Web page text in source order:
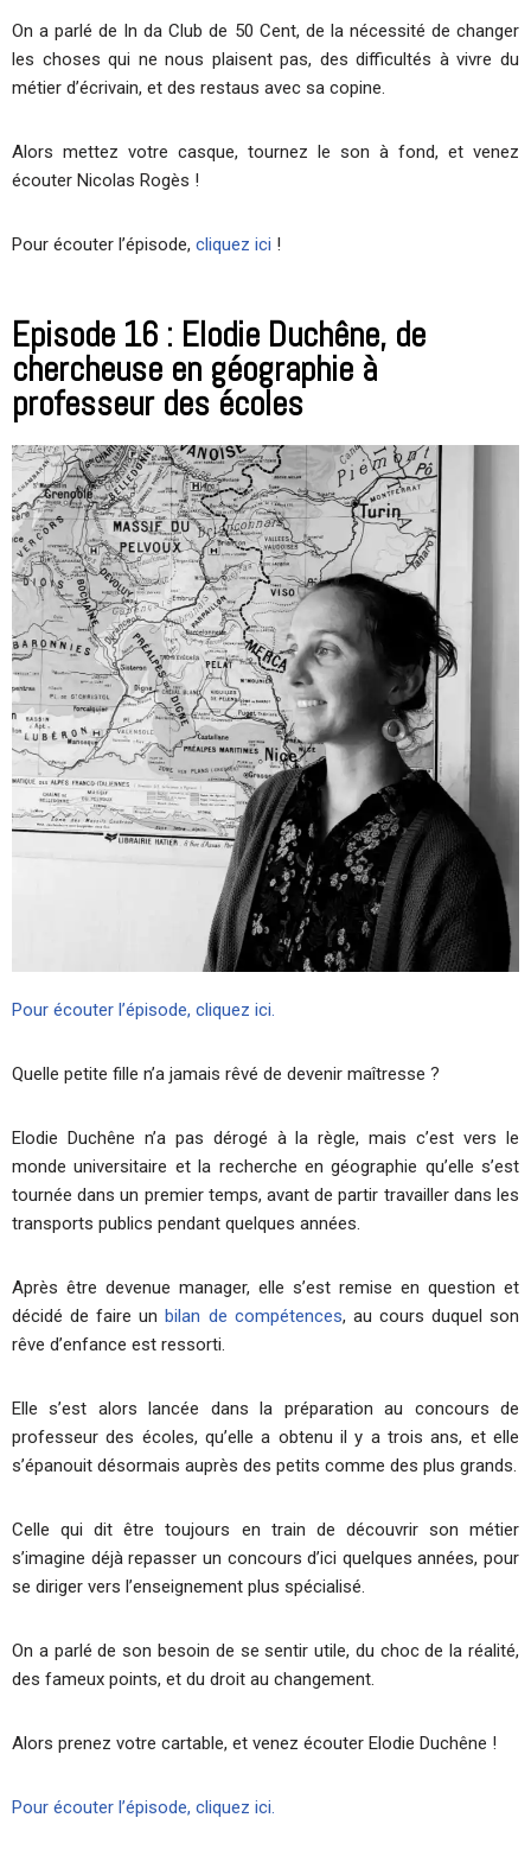
On a parlé de In da Club de 50 Cent, de la nécessité de changer
les choses qui ne nous plaisent pas, des difficultés à vivre du
métier d’écrivain, et des restaus avec sa copine.
Alors mettez votre casque, tournez le son à fond, et venez
écouter Nicolas Rogès !
Pour écouter l’épisode, cliquez ici !
Episode 16 : Elodie Duchêne, de
chercheuse en géographie à
professeur des écoles
Pour écouter l’épisode, cliquez ici.
Quelle petite fille n’a jamais rêvé de devenir maîtresse ?
Elodie Duchêne n’a pas dérogé à la règle, mais c’est vers le
monde universitaire et la recherche en géographie qu’elle s’est
tournée dans un premier temps, avant de partir travailler dans les
transports publics pendant quelques années.
Après être devenue manager, elle s’est remise en question et
décidé de faire unbilan de compétences, au cours duquel son
rêve d’enfance est ressorti.
Elle s’est alors lancée dans la préparation au concours de
professeur des écoles, qu’elle a obtenu il y a trois ans, et elle
s’épanouit désormais auprès des petits comme des plus grands.
Celle qui dit être toujours en train de découvrir son métier
s’imagine déjà repasser un concours d’ici quelques années, pour
se diriger vers l’enseignement plus spécialisé.
On a parlé de son besoin de se sentir utile, du choc de la réalité,
des fameux points, et du droit au changement.
Alors prenez votre cartable, et venez écouter Elodie Duchêne !
Pour écouter l’épisode, cliquez ici.